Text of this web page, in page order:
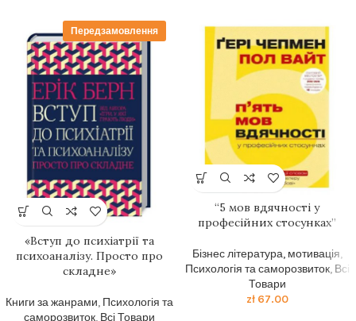
Передзамовлення
«Вступ до психіатрії та
психоаналізу. Просто про
складне»
Книги за жанрами, Психологія та
саморозвиток, Всі Товари
“5 мов вдячності у
професійних стосунках”
Бізнес література, мотивація,
Психологія та саморозвиток, Всі
Товари
zł67.00